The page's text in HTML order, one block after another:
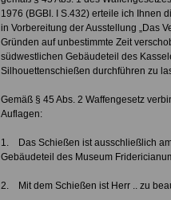
1976 (BGBI. I S.432) erteile ich Ihnen
in Vorbereitung der Ausstellung „Das
Gründen auf unbestimmte Zeit
südwestlichen Gebäudeteil des
Silhouettenschießen durchführen zu
Gemäß § 45 Abs. 2 Waffengesetz
Auflagen:
1. Das Schießen ist ausschließlich
Gebäudeteil des Museum
2. Mit dem Schießen ist Herr .. zu